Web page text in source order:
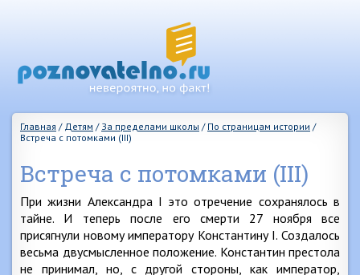
Главная / Детям / За пределами школы / По страницам истории /
Встреча с потомками (III)
Встреча с потомками (III)
При жизни Александра I это отречение сохранялось в
тайне. И теперь после его смерти 27 ноября все
присягнули новому императору Константину I. Создалось
весьма двусмысленное положение. Константин престола
не принимал, но, с другой стороны, как император,